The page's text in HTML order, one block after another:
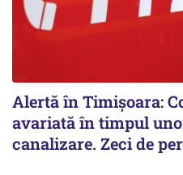
Alertă în Timișoara:
avariată în timpul
canalizare. Zeci de